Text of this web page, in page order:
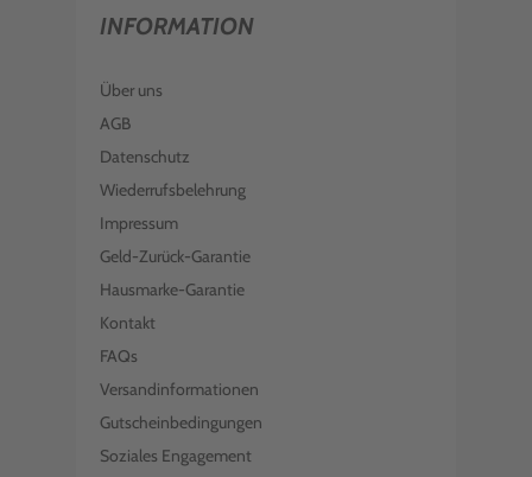
INFORMATION
Über uns
AGB
Datenschutz
Wiederrufsbelehrung
Impressum
Geld-Zurück-Garantie
Hausmarke-Garantie
Kontakt
FAQs
Versandinformationen
Gutscheinbedingungen
Soziales Engagement